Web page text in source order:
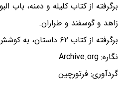
زاهد و گوسفند و طراران.
برگرفته از کتاب ۶۲ داستان، به کوشش مهرداد آهو.
نگاره: Archive.org
گردآوری: فرتورچین